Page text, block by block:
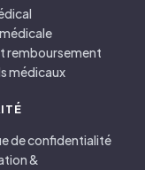
remboursement
médicaux
de confidentialité
&